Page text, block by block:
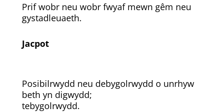
Prif wobr neu wobr fwyaf mewn gêm neu
gystadleuaeth.
Jacpot
Posibilrwydd neu debygolrwydd o unrhyw
beth yn digwydd;
tebygolrwydd.